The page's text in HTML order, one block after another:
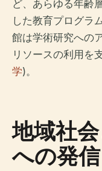
ど、あらゆる年齢
した教育プログラ
館は学術研究への
リソースの利用を
学)。
地域社
への発信